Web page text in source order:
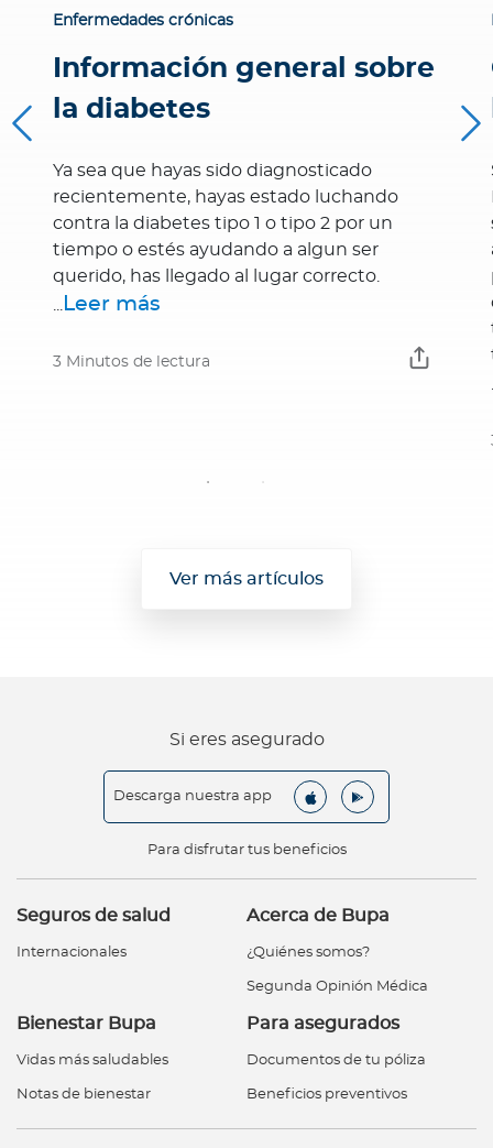
Enfermedades crónicas
Información general sobre
la diabetes
Ya sea que hayas sido diagnosticado
recientemente, hayas estado luchando
contra la diabetes tipo 1 o tipo 2 por un
tiempo o estés ayudando a algun ser
querido, has llegado al lugar correcto.
Leer más
3 Minutos de lectura
Ver más artículos
Si eres asegurado
Descarga nuestra app
Para disfrutar tus beneficios
Seguros de salud
Internacionales
Acerca de Bupa
¿Quiénes somos?
Segunda Opinión Médica
Bienestar Bupa
Vidas más saludables
Notas de bienestar
Para asegurados
Documentos de tu póliza
Beneficios preventivos